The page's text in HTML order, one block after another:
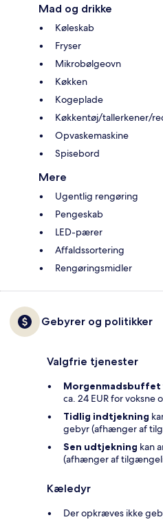
Mad og drikke
Køleskab
Fryser
Mikrobølgeovn
Køkken
Kogeplade
Køkkentøj/tallerkener/
Opvaskemaskine
Spisebord
Mere
Ugentlig rengøring
Pengeskab
LED-pærer
Affaldssortering
Rengøringsmidler
Gebyrer og politikker
Valgfrie tjenester
Morgenmadsbuffet
ca. 24 EUR for voksne
Tidlig indtjekning
gebyr (afhænger af
Sen udtjekning kan
(afhænger af
Kæledyr
Der opkræves ikke